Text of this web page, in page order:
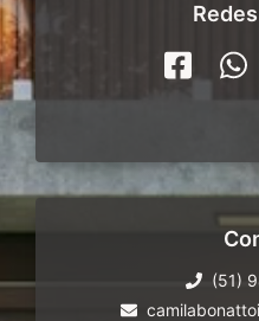
(51)